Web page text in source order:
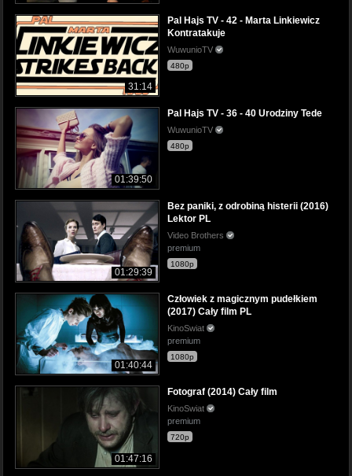
31:14
Pal Hajs TV - 42 - Marta Linkiewicz
Kontratakuje
WuwunioTV
480p
01:39:50
Pal Hajs TV - 36 - 40 Urodziny Tede
WuwunioTV
480p
01:29:39
Bez paniki, z odrobiną histerii (2016)
Lektor PL
Video Brothers
premium
1080p
01:40:44
Człowiek z magicznym pudełkiem
(2017) Cały film PL
KinoSwiat
premium
1080p
01:47:16
Fotograf (2014) Cały film
KinoSwiat
premium
720p